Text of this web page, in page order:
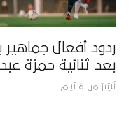
ردود أفعال
بعد ثنائية حمزة
نُشِرَ من 6 أيام